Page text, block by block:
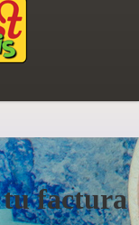
tu factura